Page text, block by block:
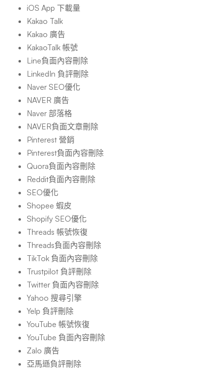
iOS App 下載量
Kakao Talk
Kakao 廣告
KakaoTalk 帳號
Line負面內容刪除
LinkedIn 負評刪除
Naver SEO優化
NAVER 廣告
Naver 部落格
NAVER負面文章刪除
Pinterest 營銷
Pinterest負面內容刪除
Quora負面內容刪除
Reddit負面內容刪除
SEO優化
Shopee 蝦皮
Shopify SEO優化
Threads 帳號恢復
Threads負面內容刪除
TikTok 負面內容刪除
Trustpilot 負評刪除
Twitter 負面內容刪除
Yahoo 搜尋引擎
Yelp 負評刪除
YouTube 帳號恢復
YouTube 負面內容刪除
Zalo 廣告
亞馬遜負評刪除